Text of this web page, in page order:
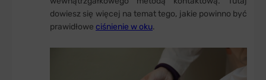
dowiesz się więcej na temat tego, jakie powinno być
prawidłowe ciśnienie w oku.